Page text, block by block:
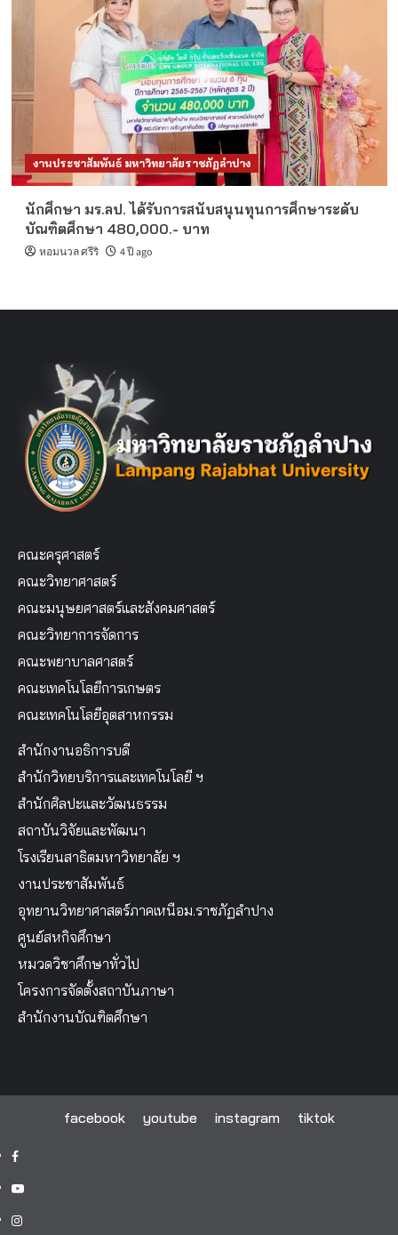
งานประชาสัมพันธ์ มหาวิทยาลัยราชภัฏลำปาง
นักศึกษา มร.ลป. ได้รับการสนับสนุนทุนการศึกษาระดับ
บัณฑิตศึกษา 480,000.- บาท
หอมนวล ศรีริ 4 ปี ago
คณะครุศาสตร์
คณะวิทยาศาสตร์
คณะมนุษยศาสตร์และสังคมศาสตร์
คณะวิทยาการจัดการ
คณะพยาบาลศาสตร์
คณะเทคโนโลยีการเกษตร
คณะเทคโนโลยีอุตสาหกรรม
สำนักงานอธิการบดี
สำนักวิทยบริการและเทคโนโลยี ฯ
สำนักศิลปะและวัฒนธรรม
สถาบันวิจัยและพัฒนา
โรงเรียนสาธิตมหาวิทยาลัย ฯ
งานประชาสัมพันธ์
อุทยานวิทยาศาสตร์ภาคเหนือม.ราชภัฏลำปาง
ศูนย์สหกิจศึกษา
หมวดวิชาศึกษาทั่วไป
โครงการจัดตั้งสถาบันภาษา
สำนักงานบัณฑิตศึกษา
facebook youtube instagram tiktok
facebook
youtube
instagram